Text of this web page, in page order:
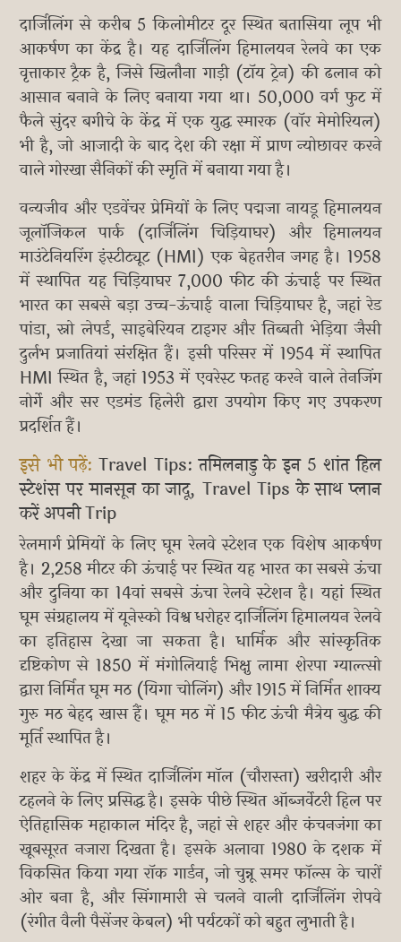
दार्जिलिंग से करीब 5 किलोमीटर दूर स्थित बतासिया लूप भी
आकर्षण का केंद्र है। यह दार्जिलिंग हिमालयन रेलवे का एक
वृत्ताकार ट्रैक है, जिसे खिलौना गाड़ी (टॉय ट्रेन) की ढलान को
आसान बनाने के लिए बनाया गया था। 50,000 वर्ग फुट में
फैले सुंदर बगीचे के केंद्र में एक युद्ध स्मारक (वॉर मेमोरियल)
भी है, जो आजादी के बाद देश की रक्षा में प्राण न्योछावर करने
वाले गोरखा सैनिकों की स्मृति में बनाया गया है।
वन्यजीव और एडवेंचर प्रेमियों के लिए पद्मजा नायडू हिमालयन
जूलॉजिकल पार्क (दार्जिलिंग चिड़ियाघर) और हिमालयन
माउंटेनियरिंग इंस्टीट्यूट (HMI) एक बेहतरीन जगह है। 1958
में स्थापित यह चिड़ियाघर 7,000 फीट की ऊंचाई पर स्थित
भारत का सबसे बड़ा उच्च-ऊंचाई वाला चिड़ियाघर है, जहां रेड
पांडा, स्नो लेपर्ड, साइबेरियन टाइगर और तिब्बती भेड़िया जैसी
दुर्लभ प्रजातियां संरक्षित हैं। इसी परिसर में 1954 में स्थापित
HMI स्थित है, जहां 1953 में एवरेस्ट फतह करने वाले तेनजिंग
नोर्गे और सर एडमंड हिलेरी द्वारा उपयोग किए गए उपकरण
प्रदर्शित हैं।
इसे भी पढ़ें:Travel Tips: तमिलनाडु के इन 5 शांत हिल
स्टेशंस पर मानसून का जादू, Travel Tips के साथ प्लान
करें अपनी Trip
रेलमार्ग प्रेमियों के लिए घूम रेलवे स्टेशन एक विशेष आकर्षण
है। 2,258 मीटर की ऊंचाई पर स्थित यह भारत का सबसे ऊंचा
और दुनिया का 14वां सबसे ऊंचा रेलवे स्टेशन है। यहां स्थित
घूम संग्रहालय में यूनेस्को विश्व धरोहर दार्जिलिंग हिमालयन रेलवे
का इतिहास देखा जा सकता है। धार्मिक और सांस्कृतिक
दृष्टिकोण से 1850 में मंगोलियाई भिक्षु लामा शेरपा ग्याल्त्सो
द्वारा निर्मित घूम मठ (यिगा चोलिंग) और 1915 में निर्मित शाक्य
गुरु मठ बेहद खास हैं। घूम मठ में 15 फीट ऊंची मैत्रेय बुद्ध की
मूर्ति स्थापित है।
शहर के केंद्र में स्थित दार्जिलिंग मॉल (चौरास्ता) खरीदारी और
टहलने के लिए प्रसिद्ध है। इसके पीछे स्थित ऑब्जर्वेटरी हिल पर
ऐतिहासिक महाकाल मंदिर है, जहां से शहर और कंचनजंगा का
खूबसूरत नजारा दिखता है। इसके अलावा 1980 के दशक में
विकसित किया गया रॉक गार्डन, जो चुन्नू समर फॉल्स के चारों
ओर बना है, और सिंगामारी से चलने वाली दार्जिलिंग रोपवे
(रंगीत वैली पैसेंजर केबल) भी पर्यटकों को बहुत लुभाती है।